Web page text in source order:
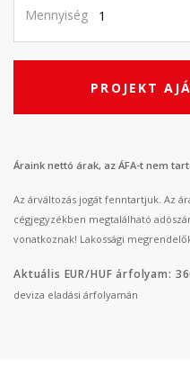
Mennyiség
PROJEKT
Áraink nettó árak, az ÁFA-t nem
Az árváltozás jogát fenntartjuk. Az
cégjegyzékben megtalálható
vonatkoznak! Lakossági
Aktuális EUR/HUF árfolyam:
deviza eladási árfolyamán